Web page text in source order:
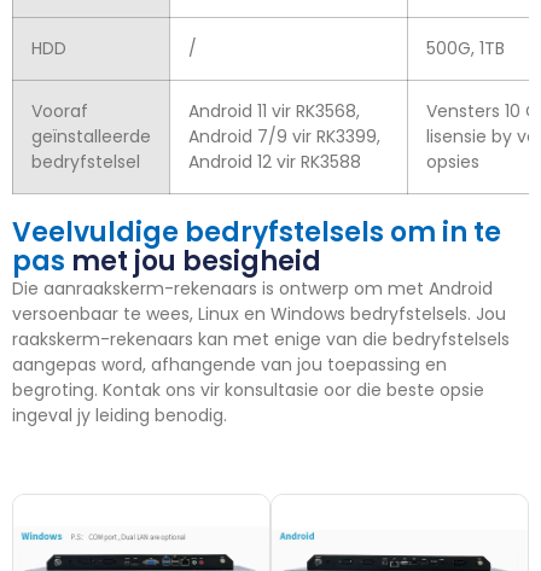
Veelvuldige bedryfstelsels om in te
pas met jou besigheid
Die aanraakskerm-rekenaars is ontwerp om met Android
versoenbaar te wees, Linux en Windows bedryfstelsels. Jou
raakskerm-rekenaars kan met enige van die bedryfstelsels
aangepas word, afhangende van jou toepassing en
begroting. Kontak ons ​​vir konsultasie oor die beste opsie
ingeval jy leiding benodig.
HDD / 500G, 1TB
Vooraf
geïnstalleerde
bedryfstelsel
Android 11 vir RK3568,
Android 7/9 vir RK3399,
Android 12 vir RK3588
Vensters 10
lisensie by
opsies